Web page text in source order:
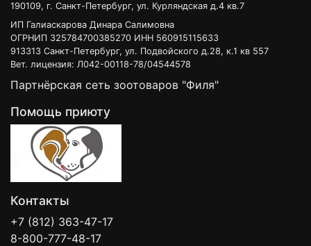
190109, г. Санкт-Петербург, ул. Курляндская д.4 кв.7
ИП Галиаскарова Динара Салимовна
ОГРНИП 325784700385270 ИНН 560915115633
913313 Санкт-Петербург, ул. Подвойского д.28, к.1 кв 557
Вет. лицензия: Л042-00118-78/04544578
Партнёрская сеть зоотоваров "Филя"
Помощь приюту
Контакты
+7 (812) 363-47-17
8-800-777-48-17